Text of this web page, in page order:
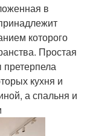
в
которого
Простая
кухня и
а спальня и